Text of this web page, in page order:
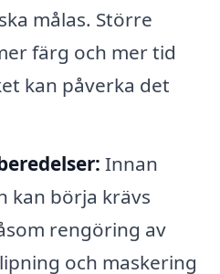
målas. Större
färg och mer tid
kan påverka det
Innan
kan börja krävs
rengöring av
och maskering